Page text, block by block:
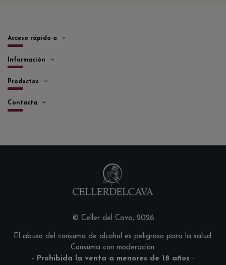
Acceso rápido a
Información
Productos
Contacta
© Celler del Cava, 2026
El abuso del consumo de alcohol es peligroso para la salud.
Consuma con moderación.
- Prohibida la venta a menores de 18 años -